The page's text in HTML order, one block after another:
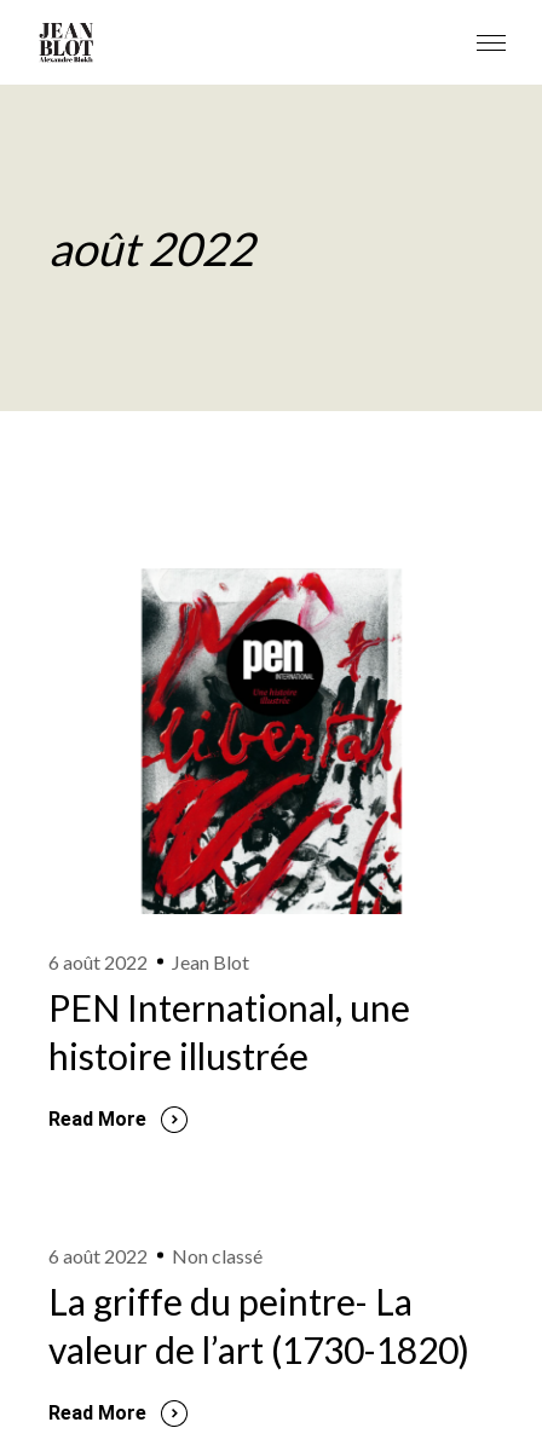
août 2022
6 août 2022 Jean Blot
PEN International, une
histoire illustrée
Read More
6 août 2022 Non classé
La griffe du peintre- La
valeur de l’art (1730-1820)
Read More